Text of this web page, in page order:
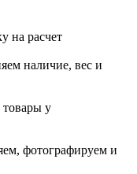
на расчет
наличие, вес и
товары у
фотографируем и